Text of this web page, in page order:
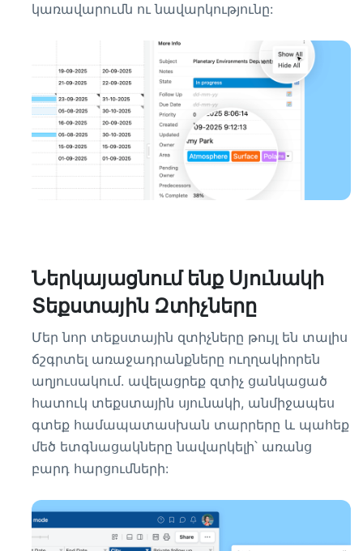
կառավարումն ու նավարկությունը:
Ներկայացնում ենք Սյունակի
Տեքստային Զտիչները
Մեր նոր տեքստային զտիչները թույլ են տալիս
ճշգրտել առաջադրանքները ուղղակիորեն
աղյուսակում. ավելացրեք զտիչ ցանկացած
հատուկ տեքստային սյունակի, անմիջապես
գտեք համապատասխան տարրերը և պահեք
մեծ ետգնացակները նավարկելի՝ առանց
բարդ հարցումների: